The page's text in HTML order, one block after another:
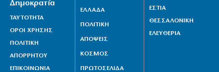
Χανιά: Αναστέλλονται τα τακτικά ραντεβού
αγγειοχειρουργού λόγω κλοπής
Εμφύλιος στις λαϊκές αγορές
7|08|2026 | 21:10
Δημοκρατία
ΤΑΥΤΟΤΗΤΑ
ΟΡΟΙ ΧΡΗΣΗΣ
ΠΟΛΙΤΙΚΗ
ΑΠΟΡΡΗΤΟΥ
ΕΠΙΚΟΙΝΩΝΙΑ
ΕΛΛΑΔΑ
ΠΟΛΙΤΙΚΗ
ΑΠΟΨΕΙΣ
ΚΟΣΜΟΣ
ΠΡΩΤΟΣΕΛΙΔΑ
ΕΣΤΙΑ
ΘΕΣΣΑΛΟΝΙΚΗ
ΕΛΕΥΘΕΡΙΑ